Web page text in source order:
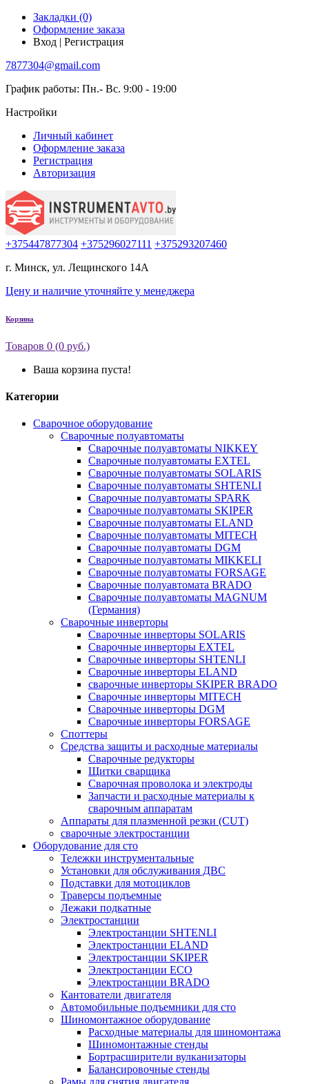
Закладки (0)
Оформление заказа
Вход | Регистрация
7877304@gmail.com
График работы: Пн.- Вс. 9:00 - 19:00
Настройки
Личный кабинет
Оформление заказа
Регистрация
Авторизация
+375447877304 +375296027111 +375293207460
г. Минск, ул. Лещинского 14А
Цену и наличие уточняйте у менеджера
Корзина
Товаров 0 (0 руб.)
Ваша корзина пуста!
Категории
Сварочное оборудование
Сварочные полуавтоматы
Сварочные полуавтоматы NIKKEY
Сварочные полуавтоматы EXTEL
Сварочные полуавтоматы SOLARIS
Сварочные полуавтоматы SHTENLI
Сварочные полуавтоматы SPARK
Сварочные полуавтоматы SKIPER
Сварочные полуавтоматы ELAND
Сварочные полуавтоматы MITECH
Сварочные полуавтоматы DGM
Сварочные полуавтоматы MIKKELI
Сварочные полуавтоматы FORSAGE
Сварочные полуавтомата BRADO
Сварочные полуавтоматы MAGNUM
(Германия)
Сварочные инверторы
Сварочные инверторы SOLARIS
Сварочные инверторы EXTEL
Сварочные инверторы SHTENLI
Cварочные инверторы ELAND
сварочные инверторы SKIPER BRADO
Сварочные инверторы MITECH
Сварочные инверторы DGM
Сварочные инверторы FORSAGE
Споттеры
Средства защиты и расходные материалы
Сварочные редукторы
Щитки сварщика
Сварочная проволока и электроды
Запчасти и расходные материалы к
сварочным аппаратам
Аппараты для плазменной резки (CUT)
сварочные электростанции
Оборудование для сто
Тележки инструментальные
Установки для обслуживания ДВС
Подставки для мотоциклов
Траверсы подъемные
Лежаки подкатные
Электростанции
Электростанции SHTENLI
Электростанции ELAND
Электростанции SKIPER
Электростанции ECO
Электростанции BRADO
Кантователи двигателя
Автомобильные подъемники для сто
Шиномонтажное оборудование
Расходные материалы для шиномонтажа
Шиномонтажные стенды
Бортрасширители вулканизаторы
Балансировочные стенды